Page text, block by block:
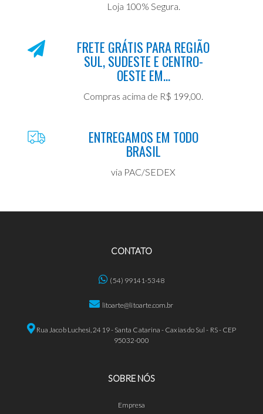
Loja 100% Segura.
FRETE GRÁTIS PARA REGIÃO
SUL, SUDESTE E CENTRO-
OESTE EM...
Compras acima de R$ 199,00.
ENTREGAMOS EM TODO
BRASIL
via PAC/SEDEX
CONTATO
(54) 99141-5348
litoarte@litoarte.com.br
Rua Jacob Luchesi, 2419 - Santa Catarina - Caxias do Sul - RS - CEP
95032-000
SOBRE NÓS
Empresa